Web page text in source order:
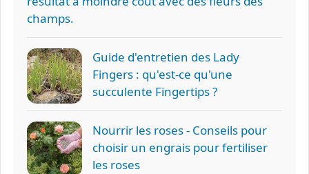
champs.
Guide d'entretien des Lady
Fingers : qu'est-ce qu'une
succulente Fingertips ?
Nourrir les roses - Conseils pour
choisir un engrais pour fertiliser
les roses